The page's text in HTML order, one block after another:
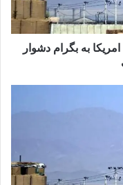
به بگرام دشوار